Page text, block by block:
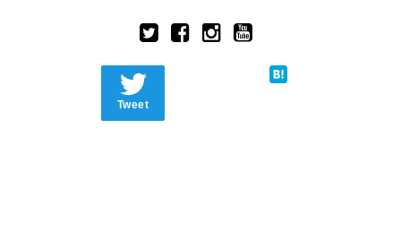
Tweet